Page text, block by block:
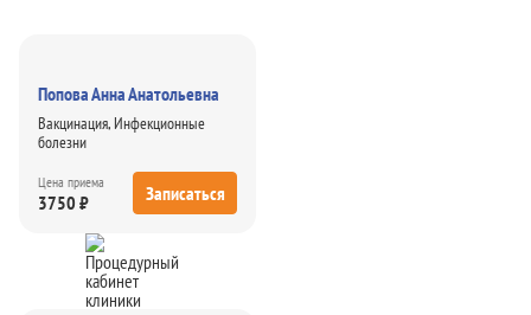
Попова Анна Анатольевна
Вакцинация, Инфекционные
болезни
Цена приема
3750 ₽ Записаться